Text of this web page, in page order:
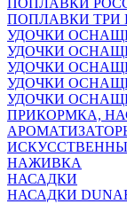
ПОПЛАВКИ
ПОПЛАВКИ ТРИ
УДОЧКИ
УДОЧКИ
УДОЧКИ
УДОЧКИ
УДОЧКИ
ПРИКОРМКА,
НАЖИВКА
НАСАДКИ
НАСАДКИ